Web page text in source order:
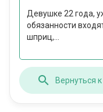
Девушке 22 года,
обязанности
шприц,...
Вернуться